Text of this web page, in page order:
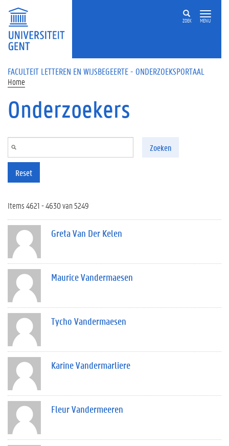
Overslaan en naar de inhoud gaan
ZOEK MENU
FACULTEIT LETTEREN EN WIJSBEGEERTE - ONDERZOEKSPORTAAL
Home
Onderzoekers
Zoeken
Reset
Items 4621 - 4630 van 5249
Greta Van Der Kelen
Maurice Vandermaesen
Tycho Vandermaesen
Karine Vandermarliere
Fleur Vandermeeren